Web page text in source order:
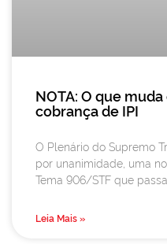
NOTA: O que
cobrança de IPI
O Plenário do Supremo
por unanimidade, uma
Tema 906/STF que
Leia Mais »